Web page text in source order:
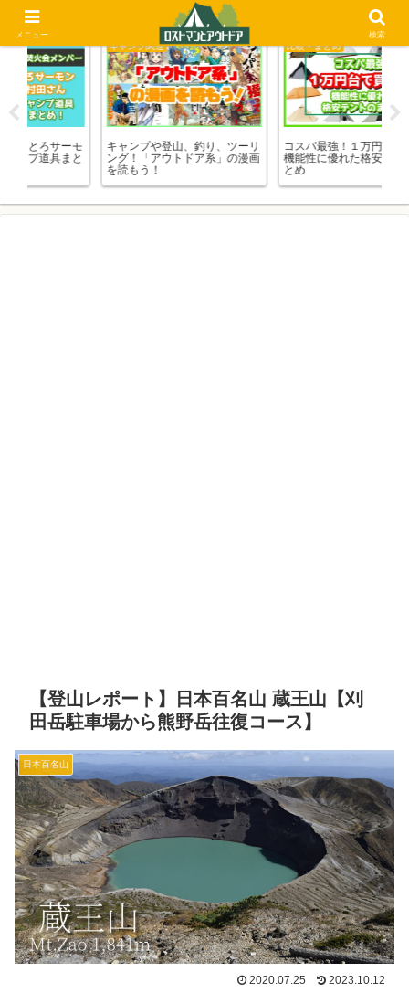
キャンプ関連
キャンプや登山、釣り、ツーリ
ング！「アウトドア系」の漫画
比較・まとめ
コスパ最強！１万円台で買える
機能性に優れた格安テントのま
比
【登山レポート】日本百名山 蔵王山【刈
田岳駐車場から熊野岳往復コース】
日本百名山
2020.07.25 2023.10.12
メニュー 検索